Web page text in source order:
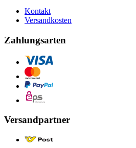
Kontakt
Versandkosten
Zahlungsarten
Versandpartner